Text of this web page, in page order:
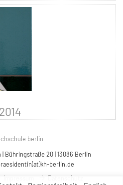
berlin
Bühringstraße 20 | 13086 Berlin
berlin.de
Impressum
Datenschutz